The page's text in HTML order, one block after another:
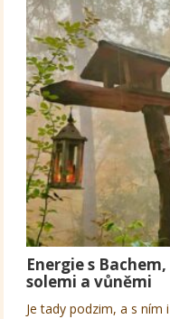
Energie s
solemi a vůněmi
Je tady podzim, a s